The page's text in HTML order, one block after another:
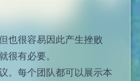
也很容易因此产生挫败
很有必要。
。每个团队都可以展示本